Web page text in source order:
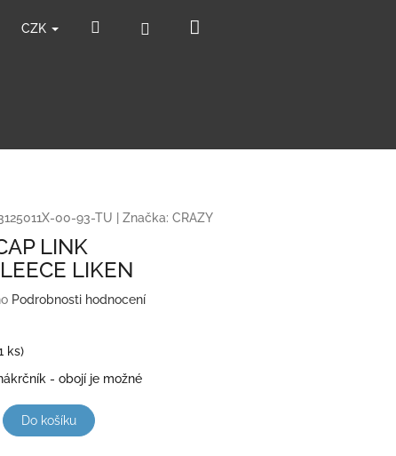
CZK Hledat Přihlášení
00-93-TU Značka: CRAZY
LINK
LIKEN
Podrobnosti hodnocení
ks)
- obojí je možné
Do košíku